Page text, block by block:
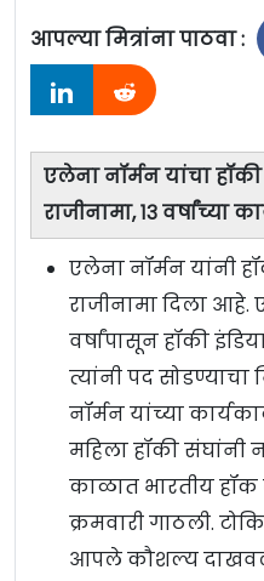
आपल्या मित्रांना पाठवा :
एलेना नॉर्मन यांचा
राजीनामा, १३ वर्षांच्या
एलेना नॉर्मन यांनी
राजीनामा दिला आहे.
वर्षांपासून हॉकी
त्यांनी पद
नॉर्मन यांच्या
महिला हॉकी संघांनी
काळात भारतीय हॉक
क्रमवारी गाठली.
आपले कौशल्य